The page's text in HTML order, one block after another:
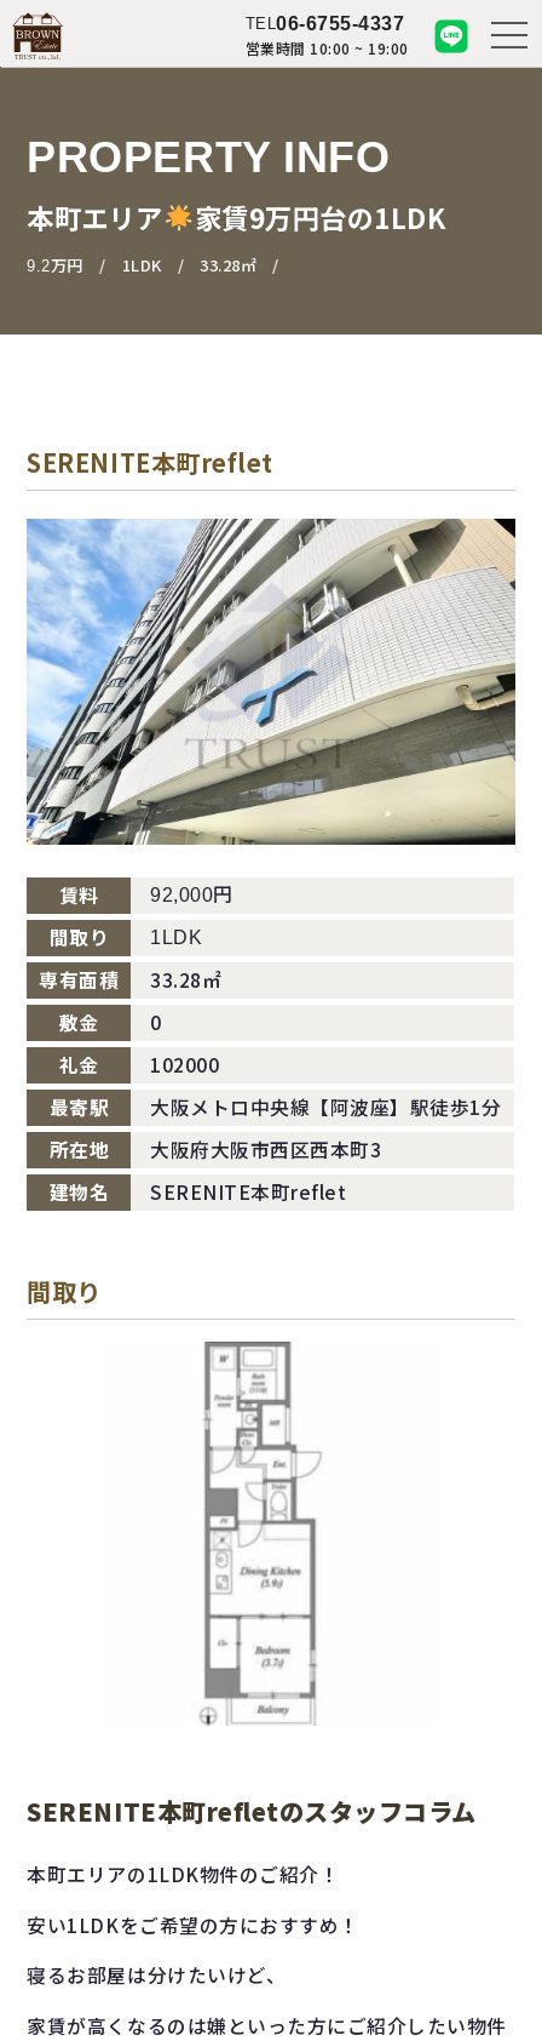
TEL06-6755-4337
営業時間 10:00 ~ 19:00
PROPERTY INFO
本町エリア 家賃9万円台の1LDK
9.2万円 1LDK 33.28㎡
SERENITE本町reflet
賃料 92,000円
間取り
1LDK
専有面積
33.28㎡
敷金
0
礼金
102000
最寄駅
大阪メトロ中央線【阿波座】駅徒歩1分
所在地
大阪府大阪市西区西本町3
建物名
SERENITE本町reflet
間取り
SERENITE本町refletのスタッフコラム
本町エリアの1LDK物件のご紹介！
安い1LDKをご希望の方におすすめ！
寝るお部屋は分けたいけど、
家賃が高くなるのは嫌といった方にご紹介したい物件